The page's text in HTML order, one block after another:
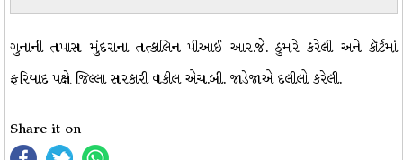
ગુનાની તપાસ મુંદરાના તત્કાલિન પીઆઈ આર.જે. ઠુમરે કરેલી અને કૉર્ટમાં
ફરિયાદ પક્ષે જિલ્લા સરકારી વકીલ એચ.બી. જાડેજાએ દલીલો કરેલી.
Share it on